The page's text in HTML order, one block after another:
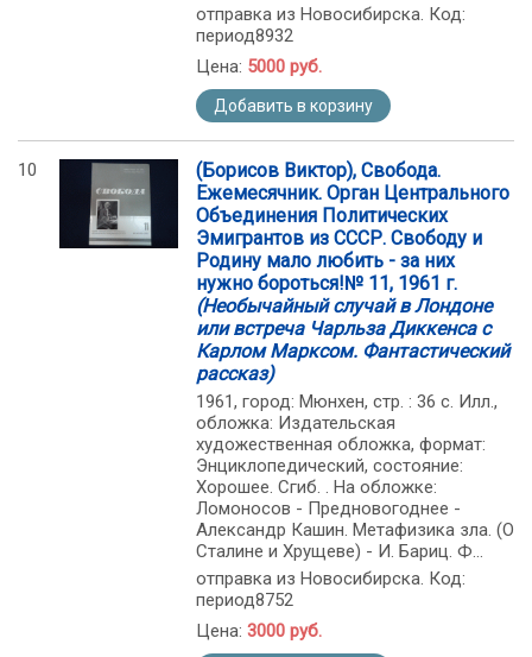
отправка из Новосибирска. Код:
период8932
Цена: 5000 руб.
Добавить в корзину
10
(Борисов Виктор), Свобода.
Ежемесячник. Орган Центрального
Объединения Политических
Эмигрантов из СССР. Свободу и
Родину мало любить - за них
нужно бороться!№ 11, 1961 г.
(Необычайный случай в Лондоне
или встреча Чарльза Диккенса с
Карлом Марксом. Фантастический
рассказ)
1961, город: Мюнхен, стр. : 36 с. Илл.,
обложка: Издательская
художественная обложка, формат:
Энциклопедический, состояние:
Хорошее. Сгиб. . На обложке:
Ломоносов - Предновогоднее -
Александр Кашин. Метафизика зла. (О
Сталине и Хрущеве) - И. Бариц. Ф...
отправка из Новосибирска. Код:
период8752
Цена: 3000 руб.